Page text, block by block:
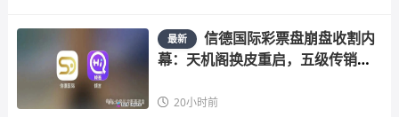
最新
信德国际彩票盘崩盘收割内
幕：天机阁换皮重启，五级传销骗
20小时前